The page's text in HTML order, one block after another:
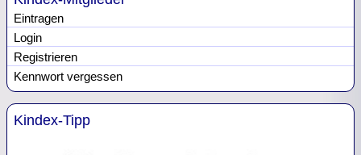
Eintragen
Login
Registrieren
Kennwort vergessen
Kindex-Tipp